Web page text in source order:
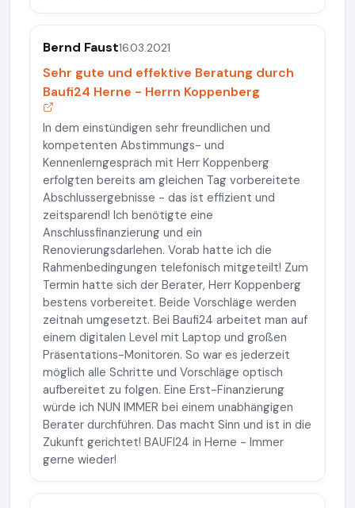
Bernd Faust16.03.2021
Sehr gute und effektive Beratung durch
Baufi24 Herne - Herrn Koppenberg
In dem einstündigen sehr freundlichen und
kompetenten Abstimmungs- und
Kennenlerngespräch mit Herr Koppenberg
erfolgten bereits am gleichen Tag vorbereitete
Abschlussergebnisse - das ist effizient und
zeitsparend! Ich benötigte eine
Anschlussfinanzierung und ein
Renovierungsdarlehen. Vorab hatte ich die
Rahmenbedingungen telefonisch mitgeteilt! Zum
Termin hatte sich der Berater, Herr Koppenberg
bestens vorbereitet. Beide Vorschläge werden
zeitnah umgesetzt. Bei Baufi24 arbeitet man auf
einem digitalen Level mit Laptop und großen
Präsentations-Monitoren. So war es jederzeit
möglich alle Schritte und Vorschläge optisch
aufbereitet zu folgen. Eine Erst-Finanzierung
würde ich NUN IMMER bei einem unabhängigen
Berater durchführen. Das macht Sinn und ist in die
Zukunft gerichtet! BAUFI24 in Herne - Immer
gerne wieder!